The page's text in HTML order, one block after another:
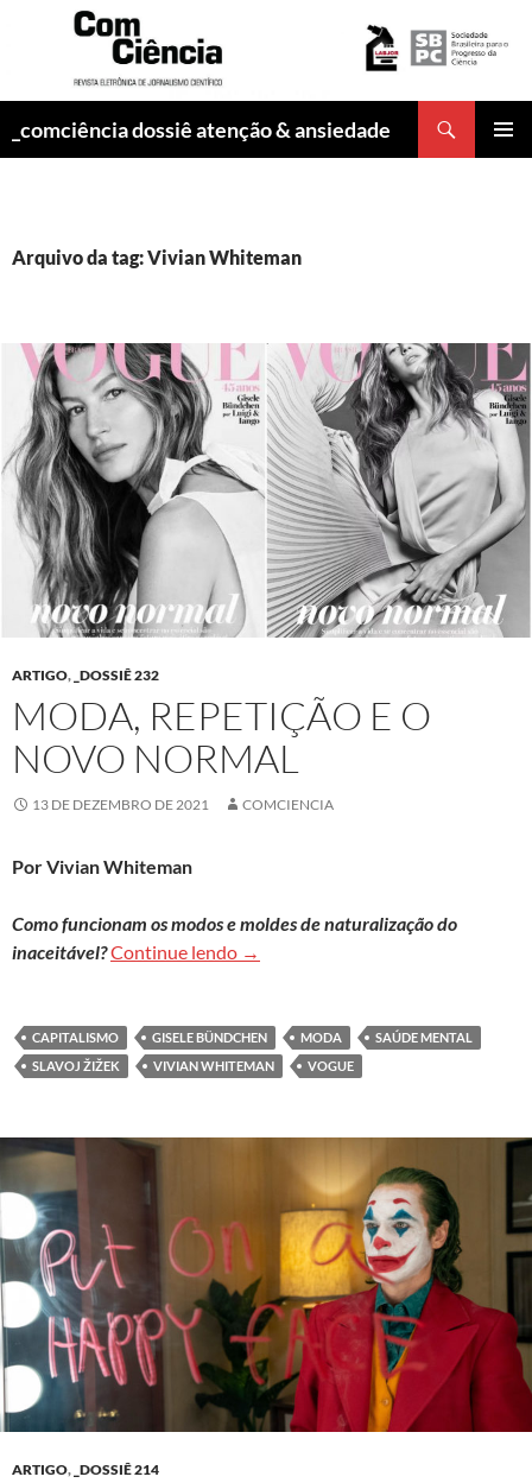
_comciência dossiê atenção & ansiedade
Arquivo da tag: Vivian Whiteman
ARTIGO, _DOSSIÊ 232
MODA, REPETIÇÃO E O
NOVO NORMAL
13 DE DEZEMBRO DE 2021 COMCIENCIA
Por Vivian Whiteman
Como funcionam os modos e moldes de naturalização do
inaceitável?Continue lendo Moda, repetição e o novo normal
→
CAPITALISMO GISELE BÜNDCHEN MODA
SAÚDE MENTAL
SLAVOJ ŽIŽEK
VIVIAN WHITEMAN VOGUE
ARTIGO, _DOSSIÊ 214